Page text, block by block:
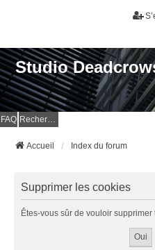
Studio
FAQ Rechercher
Accueil Index du forum
Supprimer les cookies
Êtes-vous sûr de vouloir